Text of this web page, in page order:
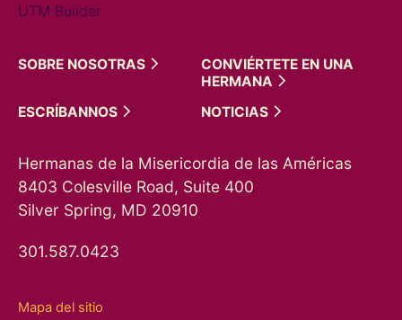
UTM Builder
SOBRE NOSOTRAS
CONVIÉRTETE EN UNA
HERMANA
ESCRÍBANNOS
NOTICIAS
Hermanas de la Misericordia de las Américas
8403 Colesville Road, Suite 400
Silver Spring, MD 20910
301.587.0423
Mapa del sitio